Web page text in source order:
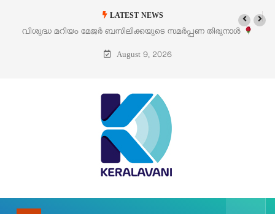
LATEST NEWS
‘പെറ്റൽസ്’ ലൈഫ് സ്റ്റൈൽ എക്സിബിഷനും സെയിലും ഓഗസ്റ്റ് 8-ന്
പെരുമാനൂരിൽ
August 9, 2026